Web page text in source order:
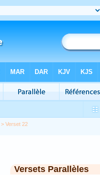
> Verset 22
Versets Parallèles